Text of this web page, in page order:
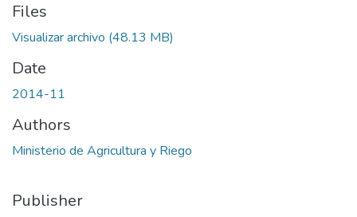
Files
Visualizar archivo (48.13 MB)
Date
2014-11
Authors
Ministerio de Agricultura y Riego
Publisher